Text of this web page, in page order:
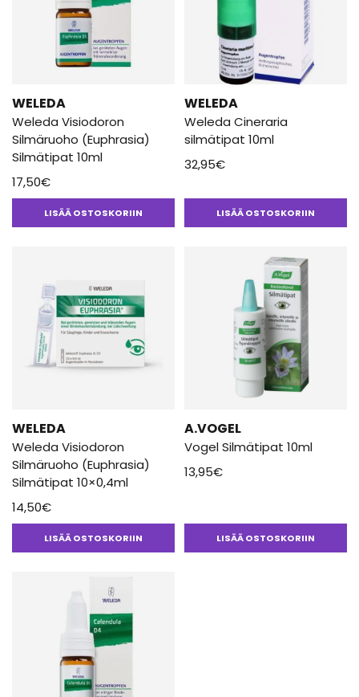
WELEDA
Weleda Visiodoron
Silmäruoho (Euphrasia)
Silmätipat 10ml
17,50€
LISÄÄ OSTOSKORIIN
WELEDA
Weleda Cineraria
silmätipat 10ml
32,95€
LISÄÄ OSTOSKORIIN
WELEDA
Weleda Visiodoron
Silmäruoho (Euphrasia)
Silmätipat 10×0,4ml
14,50€
LISÄÄ OSTOSKORIIN
A.VOGEL
Vogel Silmätipat 10ml
13,95€
LISÄÄ OSTOSKORIIN